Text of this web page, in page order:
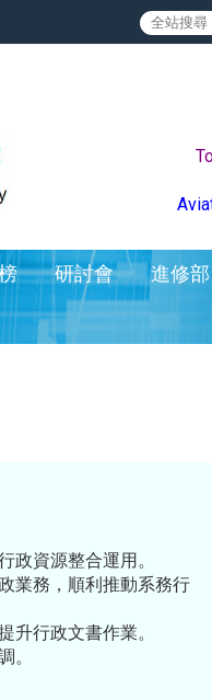
研討會
進修部
政資源整合運用。
業務，順利推動系務行
升行政文書作業。
。